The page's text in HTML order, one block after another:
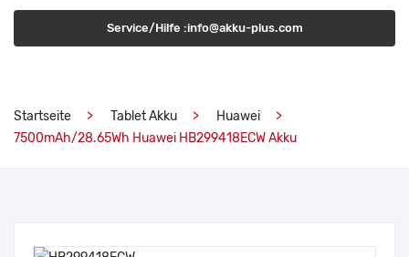
Service/Hilfe :info@akku-plus.com
Startseite Tablet Akku
Huawei
7500mAh/28.65Wh Huawei HB299418ECW Akku